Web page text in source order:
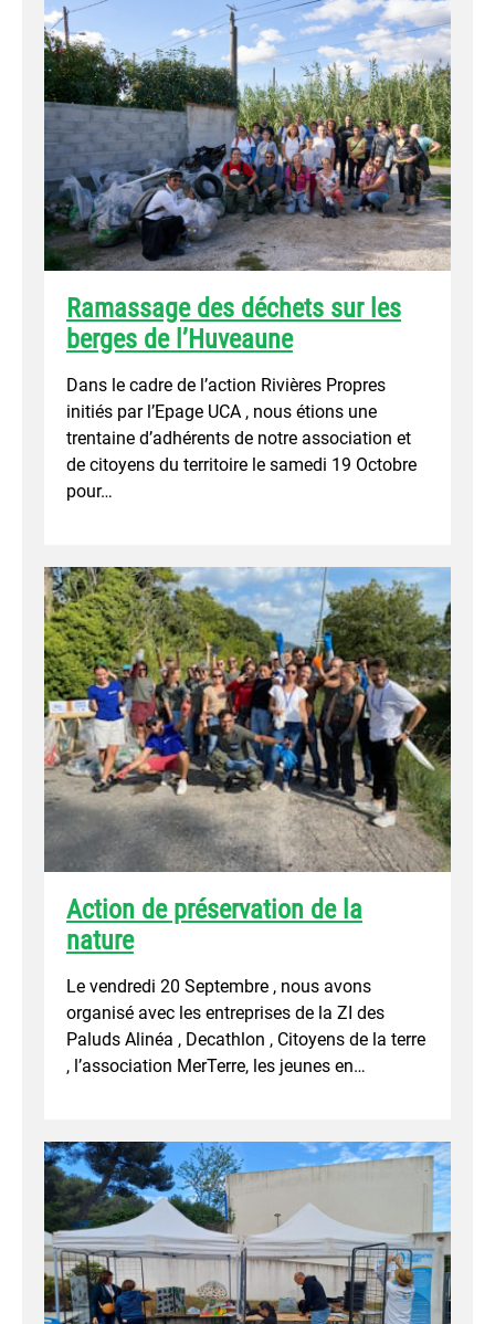
Ramassage des déchets sur les
berges de l’Huveaune
Dans le cadre de l’action Rivières Propres
initiés par l’Epage UCA , nous étions une
trentaine d’adhérents de notre association et
de citoyens du territoire le samedi 19 Octobre
pour…
Action de préservation de la
nature
Le vendredi 20 Septembre , nous avons
organisé avec les entreprises de la ZI des
Paluds Alinéa , Decathlon , Citoyens de la terre
, l’association MerTerre, les jeunes en…